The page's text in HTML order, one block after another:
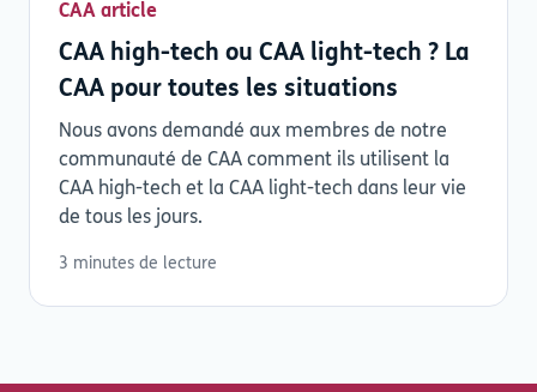
CAA article
CAA high-tech ou CAA light-tech ? La
CAA pour toutes les situations
Nous avons demandé aux membres de notre
communauté de CAA comment ils utilisent la
CAA high-tech et la CAA light-tech dans leur vie
de tous les jours.
3 minutes de lecture